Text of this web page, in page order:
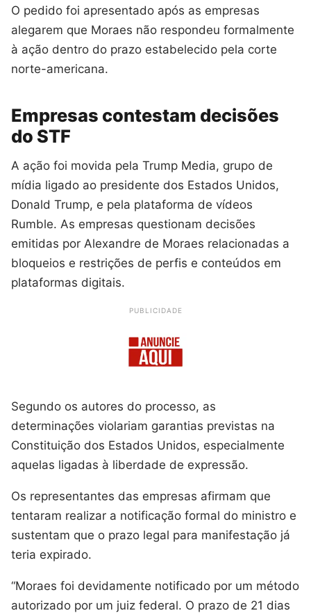
O pedido foi apresentado após as empresas
alegarem que Moraes não respondeu formalmente
à ação dentro do prazo estabelecido pela corte
norte-americana.
Empresas contestam decisões
do STF
A ação foi movida pela Trump Media, grupo de
mídia ligado ao presidente dos Estados Unidos,
Donald Trump, e pela plataforma de vídeos
Rumble. As empresas questionam decisões
emitidas por Alexandre de Moraes relacionadas a
bloqueios e restrições de perfis e conteúdos em
plataformas digitais.
PUBLICIDADE
Segundo os autores do processo, as
determinações violariam garantias previstas na
Constituição dos Estados Unidos, especialmente
aquelas ligadas à liberdade de expressão.
Os representantes das empresas afirmam que
tentaram realizar a notificação formal do ministro e
sustentam que o prazo legal para manifestação já
teria expirado.
“Moraes foi devidamente notificado por um método
autorizado por um juiz federal. O prazo de 21 dias